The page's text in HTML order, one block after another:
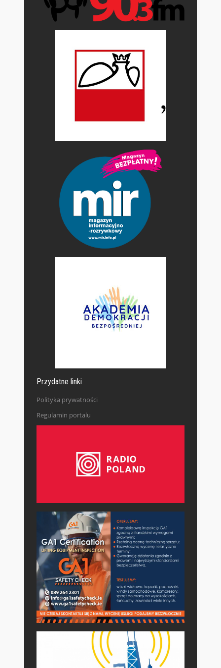
Przydatne linki
Polityka prywatności
Regulamin portalu